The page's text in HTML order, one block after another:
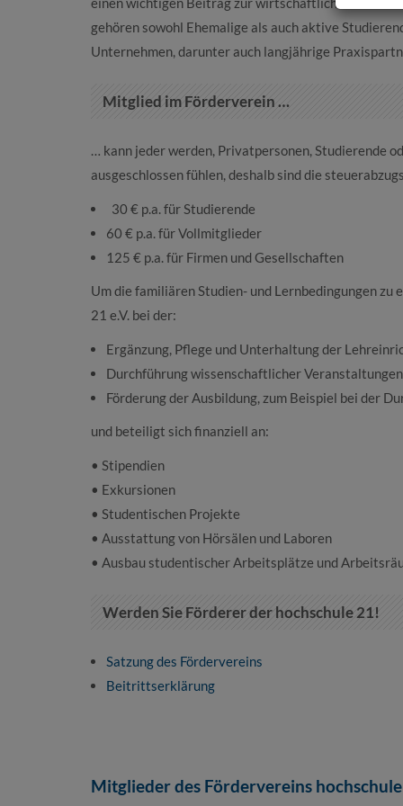
gehören sowohl Ehemalige als auch aktive
Unternehmen, darunter auch langjährige
Mitglied im Förderverein …
… kann jeder werden, Privatpersonen, Studierende
ausgeschlossen fühlen, deshalb sind die
30 € p.a. für Studierende
60 € p.a. für Vollmitglieder
125 € p.a. für Firmen und Gesellschaften
Um die familiären Studien- und Lernbedingungen
21 e.V. bei der:
Ergänzung, Pflege und Unterhaltung der
Durchführung wissenschaftlicher
Förderung der Ausbildung, zum Beispiel bei der
und beteiligt sich finanziell an:
• Stipendien
• Exkursionen
• Studentischen Projekte
• Ausstattung von Hörsälen und Laboren
• Ausbau studentischer Arbeitsplätze und
Werden Sie Förderer der hochschule 21!
Satzung des Fördervereins
Beitrittserklärung
Mitglieder des Fördervereins hochschule